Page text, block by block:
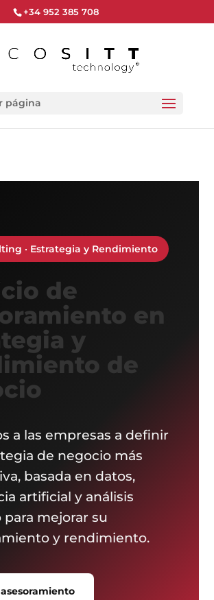
+34 952 385 708
página
· Estrategia y Rendimiento
de
en
y
de
a las empresas a definir
de negocio más
basada en datos,
artificial y análisis
para mejorar su
y rendimiento.